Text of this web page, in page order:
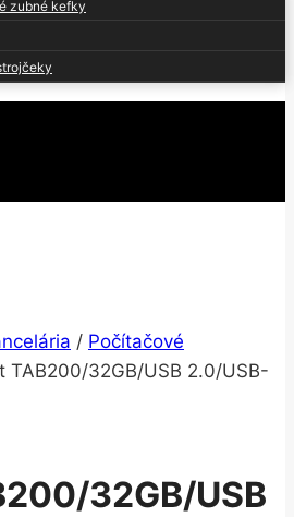
zubné kefky
/ Počítačové
TAB200/32GB/USB 2.0/USB-
32GB/USB